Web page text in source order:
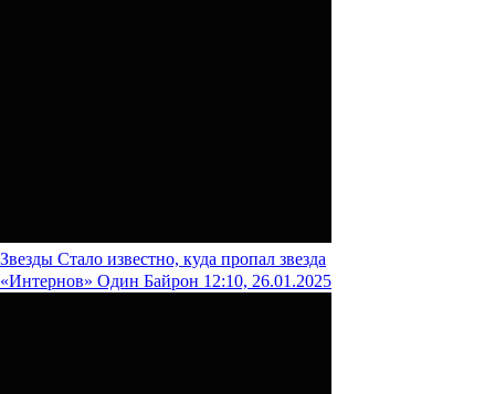
Звезды Стало известно, куда пропал звезда
«Интернов» Один Байрон 12:10, 26.01.2025